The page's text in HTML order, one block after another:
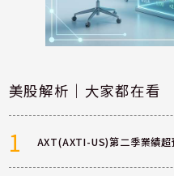
美股解析｜大家都在看
1 AXT(AXTI-US)第二季業績超